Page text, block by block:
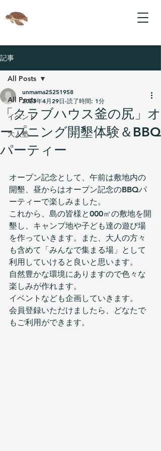
記事
All Posts
イベント
大人塾
All Posts
「クラブハウス釜の尻」オ
ープニング開墾体験＆BBQ
パーティー
unmama25251958
2023年4月29日 読了時間: 1分
オープン記念として、午前は敷地内の
開墾、昼からはオープン記念のBBQパ
ーティーで楽しみました。
これから、島の皆様と000㎡の敷地を開
墾し、キャンプ地や子ども達の遊び場
を作っていきます。また、大人の方々
も含めて「みんなで集まる場」として
利用していけると良いと思います。
自然豊かな環境にありますので色々な
楽しみが作れます。
イベントなども企画していきます。
会員登録いただけましたら、どなたで
もご利用ができます。